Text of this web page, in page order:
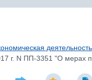
деятельность
г. N ПП-3351 "О